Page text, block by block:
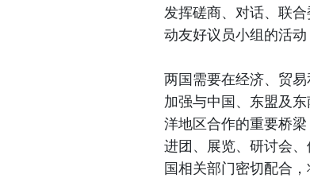
发挥磋商、对话、联
动友好议员小组的活动
两国需要在经济、贸
加强与中国、东盟及
洋地区合作的重要桥
进团、展览、研讨会
国相关部门密切配合